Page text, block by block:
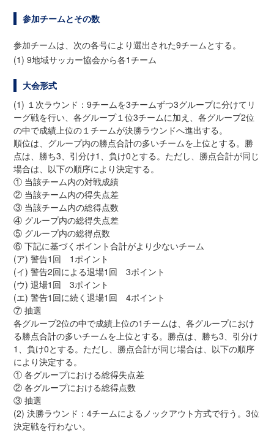
参加チームとその数
参加チームは、次の各号により選出された9チームとする。
(1) 9地域サッカー協会から各1チーム
大会形式
(1) １次ラウンド：9チームを3チームずつ3グループに分けてリ
ーグ戦を行い、各グループ１位3チームに加え、各グループ2位
の中で成績上位の１チームが決勝ラウンドへ進出する。
順位は、グループ内の勝点合計の多いチームを上位とする。勝
点は、勝ち3、引分け1、負け0とする。ただし、勝点合計が同じ
場合は、以下の順序により決定する。
① 当該チーム内の対戦成績
② 当該チーム内の得失点差
③ 当該チーム内の総得点数
④ グループ内の総得失点差
⑤ グループ内の総得点数
⑥ 下記に基づくポイント合計がより少ないチーム
(ア) 警告1回 1ポイント
(イ) 警告2回による退場1回 3ポイント
(ウ) 退場1回 3ポイント
(エ) 警告1回に続く退場1回 4ポイント
⑦ 抽選
各グループ2位の中で成績上位の1チームは、各グループにおけ
る勝点合計の多いチームを上位とする。勝点は、勝ち3、引分け
1、負け0とする。ただし、勝点合計が同じ場合は、以下の順序
により決定する。
① 各グループにおける総得失点差
② 各グループにおける総得点数
③ 抽選
(2) 決勝ラウンド：4チームによるノックアウト方式で行う。3位
決定戦を行わない。